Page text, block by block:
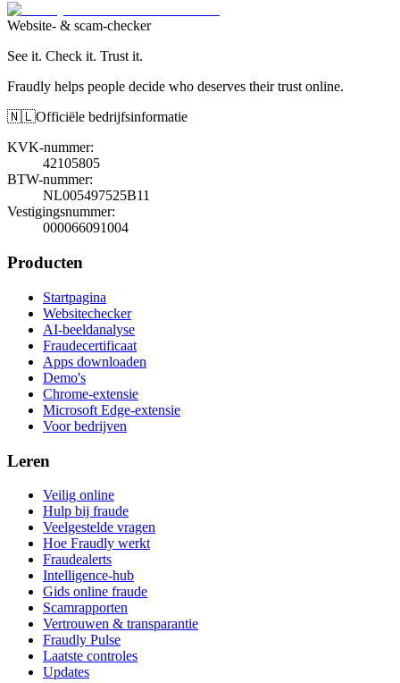
Website- & scam-checker
See it. Check it. Trust it.
Fraudly helps people decide who deserves their trust online.
🇳🇱Officiële bedrijfsinformatie
KVK-nummer:
42105805
BTW-nummer:
NL005497525B11
Vestigingsnummer:
000066091004
Producten
Startpagina
Websitechecker
AI-beeldanalyse
Fraudecertificaat
Apps downloaden
Demo's
Chrome-extensie
Microsoft Edge-extensie
Voor bedrijven
Leren
Veilig online
Hulp bij fraude
Veelgestelde vragen
Hoe Fraudly werkt
Fraudealerts
Intelligence-hub
Gids online fraude
Scamrapporten
Vertrouwen & transparantie
Fraudly Pulse
Laatste controles
Updates